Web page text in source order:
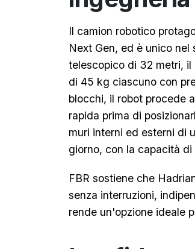
Il camion robotico
Next Gen, ed è unico
telescopico di 32 metri, il
di 45 kg ciascuno con
blocchi, il robot procede
rapida prima di
muri interni ed esterni di
giorno, con la capacità
FBR sostiene che
senza interruzioni,
rende un'opzione ideale